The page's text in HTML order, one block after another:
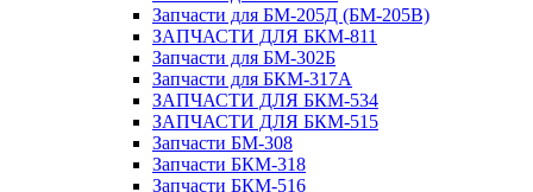
Запчасти для БМ-205Д (БМ-205В)
ЗАПЧАСТИ ДЛЯ БКМ-811
Запчасти для БМ-302Б
Запчасти для БКМ-317А
ЗАПЧАСТИ ДЛЯ БКМ-534
ЗАПЧАСТИ ДЛЯ БКМ-515
Запчасти БМ-308
Запчасти БКМ-318
Запчасти БКМ-516